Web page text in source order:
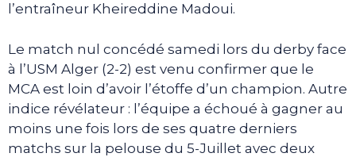
l’entraîneur Kheireddine Madoui.
Le match nul concédé samedi lors du derby face
à l’USM Alger (2-2) est venu confirmer que le
MCA est loin d’avoir l’étoffe d’un champion. Autre
indice révélateur : l’équipe a échoué à gagner au
moins une fois lors de ses quatre derniers
matchs sur la pelouse du 5-Juillet avec deux